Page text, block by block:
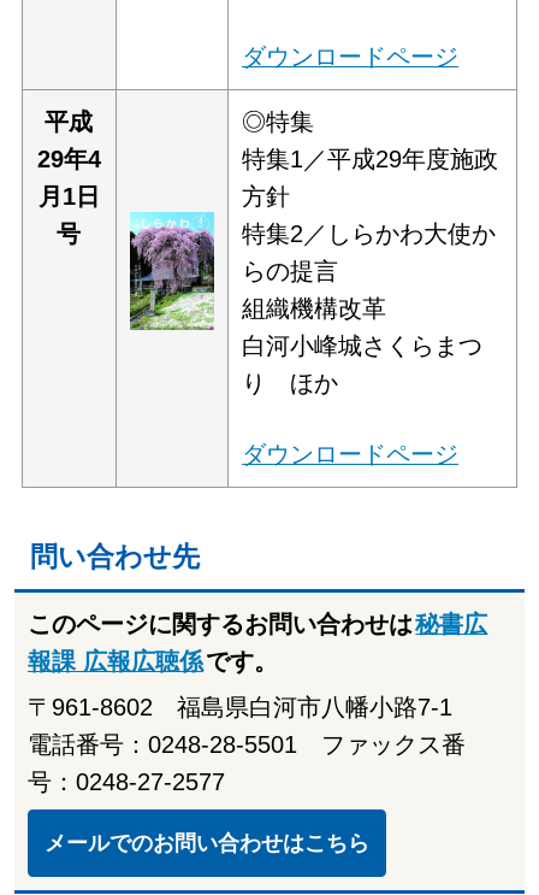
ダウンロードページ
平成
29年4
月1日
号
◎特集
特集1／平成29年度施政
方針
特集2／しらかわ大使か
らの提言
組織機構改革
白河小峰城さくらまつ
り ほか
ダウンロードページ
問い合わせ先
このページに関するお問い合わせは秘書広
報課 広報広聴係です。
〒961-8602 福島県白河市八幡小路7-1
電話番号：0248-28-5501 ファックス番
号：0248-27-2577
メールでのお問い合わせはこちら